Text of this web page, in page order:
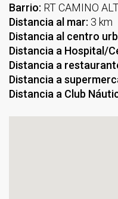
Barrio: RT CAMINO
Distancia al mar: 3 km
Distancia al centro
Distancia a Hospital/
Distancia a
Distancia a
Distancia a Club